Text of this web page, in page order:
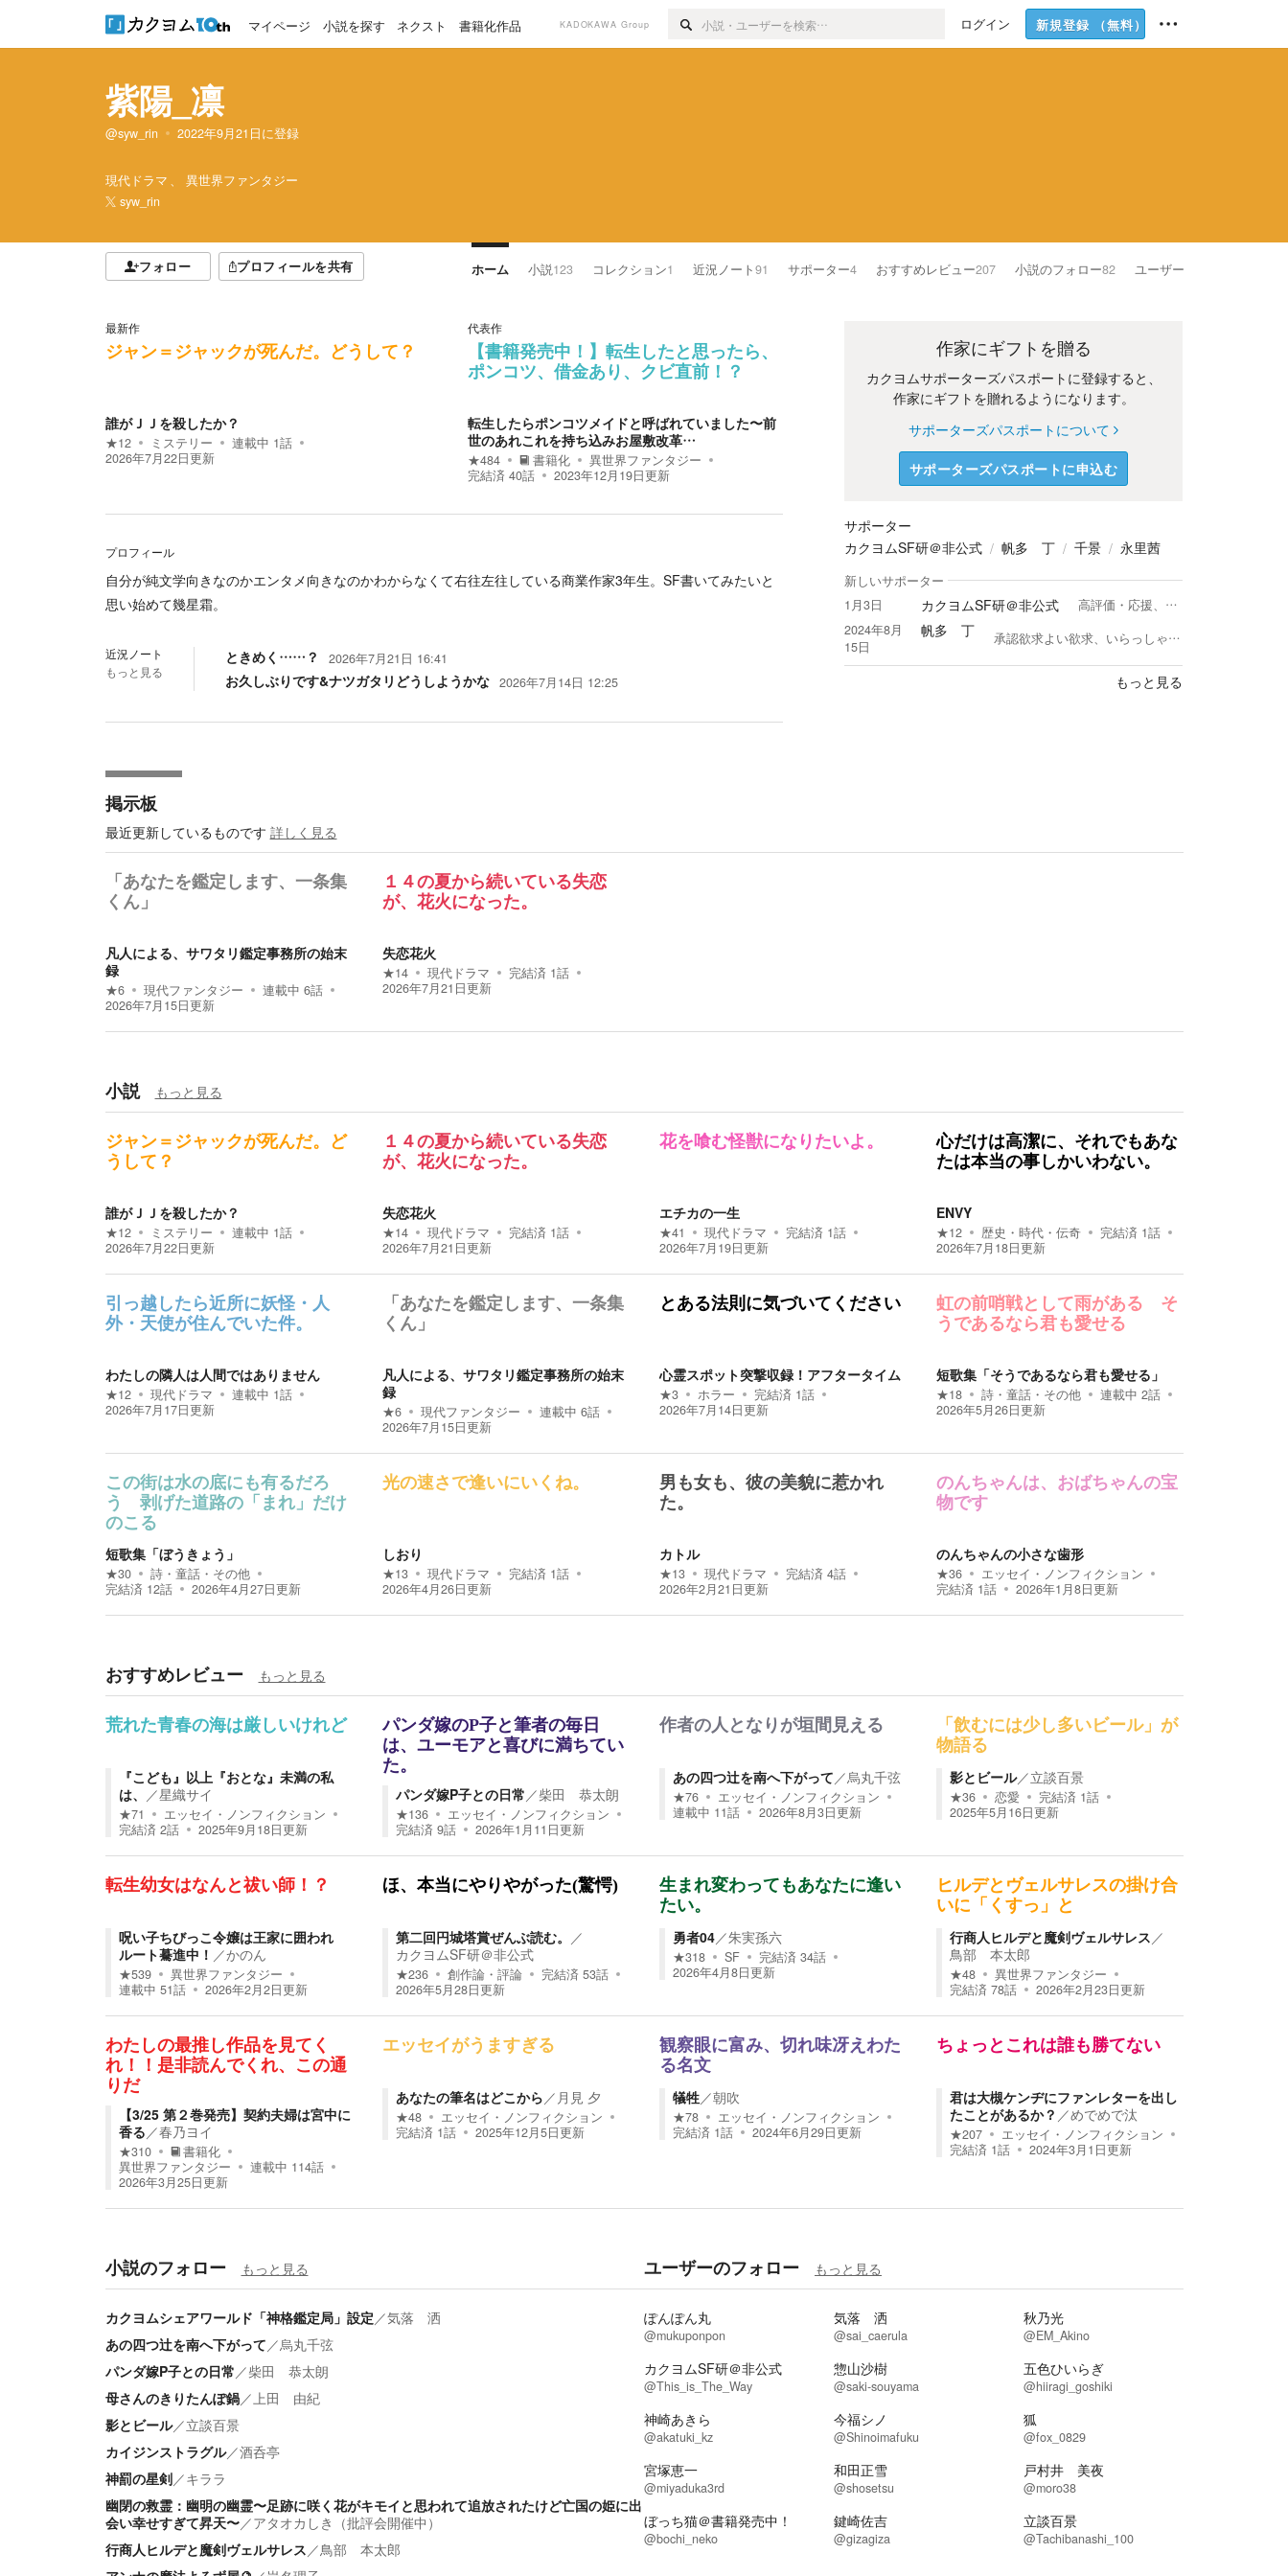
マイページ 小説を探す ネクスト 書籍化作品 KADOKAWA Group ログイン 新規登録 （無料）
紫陽_凛
@syw_rin 2022年9月21日に登録
現代ドラマ
異世界ファンタジー
syw_rin
フォロー プロフィールを共有 ホーム 小説123 コレクション1 近況ノート91 サポーター4 おすすめレビュー207 小説のフォロー82 ユーザーのフォロー
最新作
ジャン＝ジャックが死んだ。どうして？
誰がＪＪを殺したか？
★12 ミステリー 連載中 1話
2026年7月22日更新
代表作
【書籍発売中！】転生したと思ったら、
ポンコツ、借金あり、クビ直前！？
転生したらポンコツメイドと呼ばれていました〜前
世のあれこれを持ち込みお屋敷改革…
★484 書籍化
異世界ファンタジー
完結済 40話 2023年12月19日更新
プロフィール
自分が純文学向きなのかエンタメ向きなのかわからなくて右往左往している商業作家3年生。SF書いてみたいと
思い始めて幾星霜。
近況ノート
もっと見る
ときめく……？ 2026年7月21日 16:41
お久しぶりです&ナツガタリどうしようかな 2026年7月14日 12:25
作家にギフトを贈る
カクヨムサポーターズパスポートに登録すると、
作家にギフトを贈れるようになります。
サポーターズパスポートについて
サポーターズパスポートに申込む
サポーター
カクヨムSF研＠非公式
帆多 丁 千景 永里茜
新しいサポーター
1月3日
カクヨムSF研＠非公式
高評価・応援、作品のフォローお待ちしております。九頭見灯火として長らく活動後、カクヨムSF研を旗揚げしました。 テレビ東京「バカリズムの10文字ホラー」にて作品掲載されました。 出版歴 10文字ホラー１にて作品掲載（2021） 公募歴 第３回 かぐやＳＦコンテスト 選外佳作（2023） こちらからフォローしていないかたは原則フォローバックいたしません。ご了承ください。
2024年8月
15日
帆多 丁 承認欲求よい欲求、いらっしゃいませ ほた てい です！ 近代ファンタジー「ヨゾラとひとつの空ゆけば」、化け猫娘の亜熱帯怪奇譚「化け猫シリーズ」などコツコツとやっておりますよ。 お気に召されましたら、ハートや星でご承認ください！（よい欲求） あ、でも読んだふりはやめてくださいね？ 安い細工を目にすると、悲しくなるものなのですよ。 ではでは細かな作法もほどほどに、よろしくお付き合いのほど、お願い申し上げます。
もっと見る
掲示板
最近更新しているものです 詳しく見る
「あなたを鑑定します、一条集
くん」
凡人による、サワタリ鑑定事務所の始末
録
★6 現代ファンタジー 連載中 6話
2026年7月15日更新
１４の夏から続いている失恋
が、花火になった。
失恋花火
★14 現代ドラマ 完結済 1話
2026年7月21日更新
小説 もっと見る
ジャン＝ジャックが死んだ。ど
うして？
誰がＪＪを殺したか？
★12 ミステリー 連載中 1話
2026年7月22日更新
１４の夏から続いている失恋
が、花火になった。
失恋花火
★14 現代ドラマ 完結済 1話
2026年7月21日更新
花を喰む怪獣になりたいよ。
エチカの一生
★41 現代ドラマ 完結済 1話
2026年7月19日更新
心だけは高潔に、それでもあな
たは本当の事しかいわない。
ENVY
★12 歴史・時代・伝奇 完結済 1話
2026年7月18日更新
引っ越したら近所に妖怪・人
外・天使が住んでいた件。
わたしの隣人は人間ではありません
★12 現代ドラマ 連載中 1話
2026年7月17日更新
「あなたを鑑定します、一条集
くん」
凡人による、サワタリ鑑定事務所の始末
録
★6 現代ファンタジー 連載中 6話
2026年7月15日更新
とある法則に気づいてください
心霊スポット突撃収録！アフタータイム
★3 ホラー 完結済 1話
2026年7月14日更新
虹の前哨戦として雨がある そ
うであるなら君も愛せる
短歌集「そうであるなら君も愛せる」
★18 詩・童話・その他 連載中 2話
2026年5月26日更新
この街は水の底にも有るだろ
う 剥げた道路の「まれ」だけ
のこる
短歌集「ぼうきょう」
★30
詩・童話・その他
完結済 12話 2026年4月27日更新
光の速さで逢いにいくね。
しおり
★13 現代ドラマ 完結済 1話
2026年4月26日更新
男も女も、彼の美貌に惹かれ
た。
カトル
★13 現代ドラマ 完結済 4話
2026年2月21日更新
のんちゃんは、おばちゃんの宝
物です
のんちゃんの小さな歯形
★36
エッセイ・ノンフィクション
完結済 1話 2026年1月8日更新
おすすめレビュー もっと見る
荒れた青春の海は厳しいけれど
『こども』以上『おとな』未満の私
は、 ／星織サイ
★71
エッセイ・ノンフィクション
完結済 2話 2025年9月18日更新
パンダ嫁のP子と筆者の毎日
は、ユーモアと喜びに満ちてい
た。
パンダ嫁P子との日常／柴田 恭太朗
★136
エッセイ・ノンフィクション
完結済 9話 2026年1月11日更新
作者の人となりが垣間見える
あの四つ辻を南へ下がって／烏丸千弦
★76
エッセイ・ノンフィクション
連載中 11話 2026年8月3日更新
「飲むには少し多いビール」が
物語る
影とビール／立談百景
★36 恋愛 完結済 1話
2025年5月16日更新
転生幼女はなんと祓い師！？
呪い子ちびっこ令嬢は王家に囲われ
ルート驀進中！ ／かのん
★539
異世界ファンタジー
連載中 51話 2026年2月2日更新
ほ、本当にやりやがった(驚愕)
第二回円城塔賞ぜんぶ読む。 ／
カクヨムSF研＠非公式
★236 創作論・評論 完結済 53話
2026年5月28日更新
生まれ変わってもあなたに逢い
たい。
勇者04／朱実孫六
★318 SF 完結済 34話
2026年4月8日更新
ヒルデとヴェルサレスの掛け合
いに「くすっ」と
行商人ヒルデと魔剣ヴェルサレス／
鳥部 本太郎
★48
異世界ファンタジー
完結済 78話 2026年2月23日更新
わたしの最推し作品を見てく
れ！！是非読んでくれ、この通
りだ
【3/25 第２巻発売】契約夫婦は宮中に
香る／春乃ヨイ
★310
書籍化
異世界ファンタジー
連載中 114話
2026年3月25日更新
エッセイがうますぎる
あなたの筆名はどこから／ 月見 夕
★48
エッセイ・ノンフィクション
完結済 1話 2025年12月5日更新
観察眼に富み、切れ味冴えわた
る名文
犠牲／朝吹
★78
エッセイ・ノンフィクション
完結済 1話 2024年6月29日更新
ちょっとこれは誰も勝てない
君は大槻ケンヂにファンレターを出し
たことがあるか？ ／めでめで汰
★207
エッセイ・ノンフィクション
完結済 1話 2024年3月1日更新
小説のフォロー もっと見る
カクヨムシェアワールド「神格鑑定局」設定／気落 洒
あの四つ辻を南へ下がって／烏丸千弦
パンダ嫁P子との日常／柴田 恭太朗
母さんのきりたんぽ鍋／上田 由紀
影とビール／立談百景
カイジンストラグル／酒呑亭
神罰の星剣／キララ
幽閉の救霊：幽明の幽霊〜足跡に咲く花がキモイと思われて追放されたけど亡国の姫に出
会い幸せすぎて昇天〜／アタオカしき（批評会開催中）
行商人ヒルデと魔剣ヴェルサレス／鳥部 本太郎
ユーザーのフォロー もっと見る
ぽんぽん丸
@mukuponpon
気落 洒
@sai_caerula
秋乃光
@EM_Akino
カクヨムSF研＠非公式
@This_is_The_Way
惣山沙樹
@saki-souyama
五色ひいらぎ
@hiiragi_goshiki
神崎あきら
@akatuki_kz
今福シノ
@Shinoimafuku
狐
@fox_0829
宮塚恵一
@miyaduka3rd
和田正雪
@shosetsu
戸村井 美夜
@moro38
ぼっち猫＠書籍発売中！
@bochi_neko
鍵崎佐吉
@gizagiza
立談百景
@Tachibanashi_100